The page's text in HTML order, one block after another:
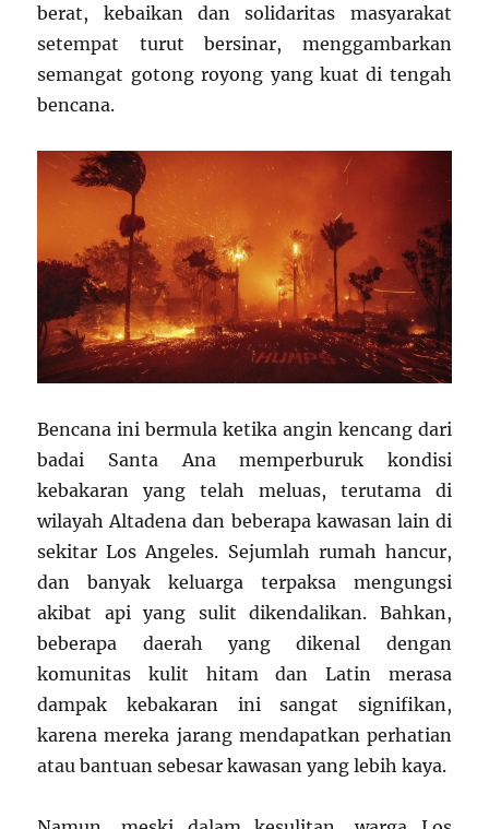
berat, kebaikan dan solidaritas masyarakat
setempat turut bersinar, menggambarkan
semangat gotong royong yang kuat di tengah
bencana.
Bencana ini bermula ketika angin kencang dari
badai Santa Ana memperburuk kondisi
kebakaran yang telah meluas, terutama di
wilayah Altadena dan beberapa kawasan lain di
sekitar Los Angeles. Sejumlah rumah hancur,
dan banyak keluarga terpaksa mengungsi
akibat api yang sulit dikendalikan. Bahkan,
beberapa daerah yang dikenal dengan
komunitas kulit hitam dan Latin merasa
dampak kebakaran ini sangat signifikan,
karena mereka jarang mendapatkan perhatian
atau bantuan sebesar kawasan yang lebih kaya.